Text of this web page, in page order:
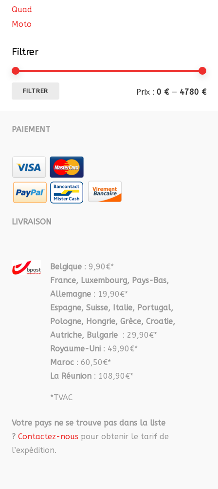
Quad
Moto
Filtrer
FILTRER Prix : 0 €— 4780 €
PAIEMENT
LIVRAISON
Belgique : 9,90€*
France, Luxembourg, Pays-Bas,
Allemagne : 19,90€*
Espagne, Suisse, Italie, Portugal,
Pologne, Hongrie, Grèce, Croatie,
Autriche, Bulgarie : 29,90€*
Royaume-Uni : 49,90€*
Maroc : 60,50€*
La Réunion : 108,90€*
*TVAC
Votre pays ne se trouve pas dans la liste
? Contactez-nous pour obtenir le tarif de
l’expédition.